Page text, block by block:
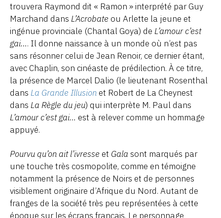
trouvera Raymond dit « Ramon » interprété par Guy
Marchand dans L’Acrobate ou Arlette la jeune et
ingénue provinciale (Chantal Goya) de L’amour c’est
gai…. Il donne naissance à un monde où n’est pas
sans résonner celui de Jean Renoir, ce dernier étant,
avec Chaplin, son cinéaste de prédilection. À ce titre,
la présence de Marcel Dalio (le lieutenant Rosenthal
dans La Grande Illusion et Robert de La Cheynest
dans La Règle du jeu) qui interprète M. Paul dans
L’amour c’est gai… est à relever comme un hommage
appuyé.
Pourvu qu’on ait l’ivresse et Gala sont marqués par
une touche très cosmopolite, comme en témoigne
notamment la présence de Noirs et de personnes
visiblement originaire d’Afrique du Nord. Autant de
franges de la société très peu représentées à cette
époque sur les écrans français. Le personnage